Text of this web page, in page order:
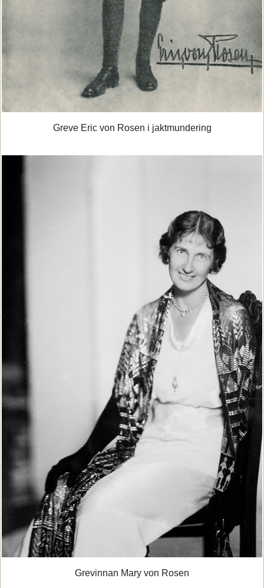
Greve Eric von Rosen i jaktmundering
Grevinnan Mary von Rosen